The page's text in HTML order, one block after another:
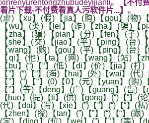
xinrenyurentongzhubudeyijianli。
【不付
看片下载-不付费看真人污软件片...】 。
(虚)【xu】(假)【jia】(购)【gou】(物)
【wu】(类)【lei】(诈)【zha】(骗)【
【zha】(骗)【pian】(分)【fen】(子)
【she】(交)【jiao】(平)【ping】(台)
【wang】(购)【gou】(平)【ping】(台)
【qi】(他)【ta】(网)【wang】(站)【
【bu】(“)【“】(低)【di】(价)【jia】(打)
【”】(“)【“】(海)【hai】(外)【wai】(代)
【”】(“)【“】(0)【0】(元)【yuan】(购)
【”】(等)【deng】(广)【guang】(告)
【huo】(提)【ti】(供)【gong】(“)【“】(
(代)【dai】(写)【xie】(”)【”】(“)【“】(
【zhen】(探)【tan】(”)【”】(“)【“】(跟)
(定)【ding】(位)【wei】(”)【”】(等)【